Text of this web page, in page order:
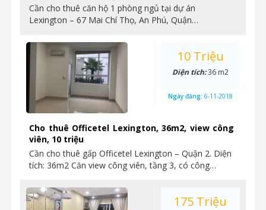
Cần cho thuê căn hộ 1 phòng ngủ tại dự án
Lexington – 67 Mai Chí Thọ, An Phú, Quận…
Cho thuê Officetel Lexington, 36m2, view công
viên, 10 triệu
Cần cho thuê gấp Officetel Lexington – Quận 2. Diện
tích: 36m2 Căn view công viên, tầng 3, có công…
10 Triệu
Diện tích:36 m2
Ngày đăng: 6-11-2018
175 Triệu